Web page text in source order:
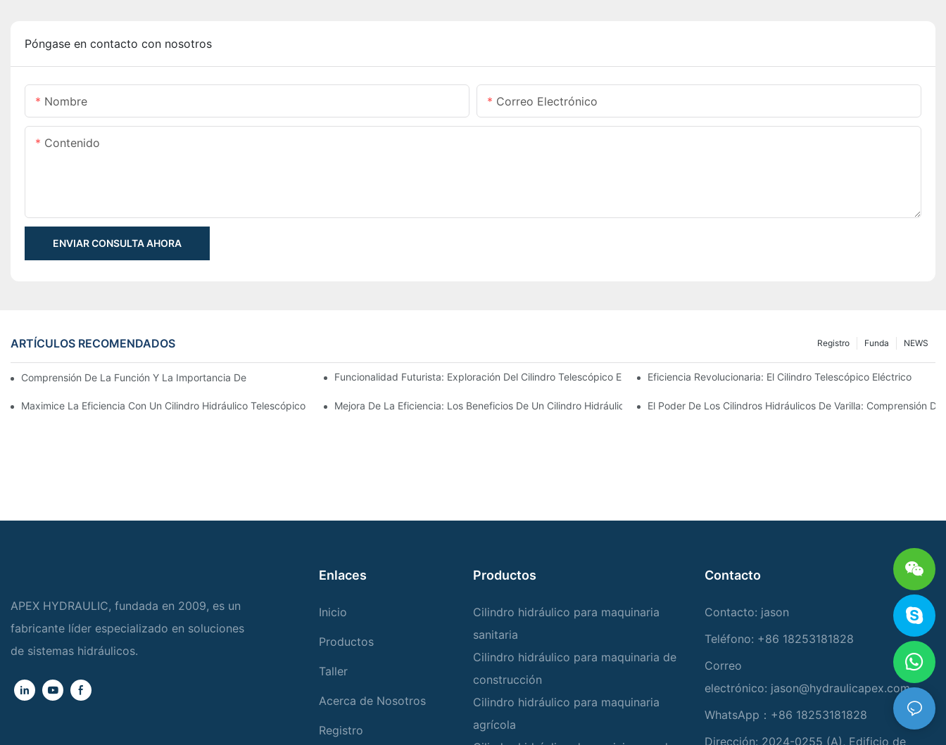
Póngase en contacto con nosotros
Nombre Correo Electrónico
Contenido
ENVIAR CONSULTA AHORA
ARTÍCULOS RECOMENDADOS NEWS
Funda
Registro
Comprensión De La Función Y La Importancia De Los Cilindros Hidráulicos De Barra De AcoplamientoFuncionalidad Futurista: Exploración Del Cilindro Telescópico EléctricoEficiencia Revolucionaria: El Cilindro Telescópico Eléctrico
Maximice La Eficiencia Con Un Cilindro Hidráulico Telescópico Para Su Camión VolqueteMejora De La Eficiencia: Los Beneficios De Un Cilindro Hidráulico Telescópico De 4 EtapasEl Poder De Los Cilindros Hidráulicos De Varilla: Comprensión
APEX HYDRAULIC, fundada en 2009, es un
fabricante líder especializado en soluciones
de sistemas hidráulicos.
Enlaces
Inicio
Productos
Taller
Acerca de Nosotros
Registro
Productos
Cilindro hidráulico para maquinaria
sanitaria
Cilindro hidráulico para maquinaria de
construcción
Cilindro hidráulico para maquinaria
agrícola
Contacto
Contacto: jason
Teléfono: +86 18253181828
Correo
electrónico: jason@hydraulicapex.com
WhatsApp：+86 18253181828
Dirección: 2024-0255 (A), Edificio de